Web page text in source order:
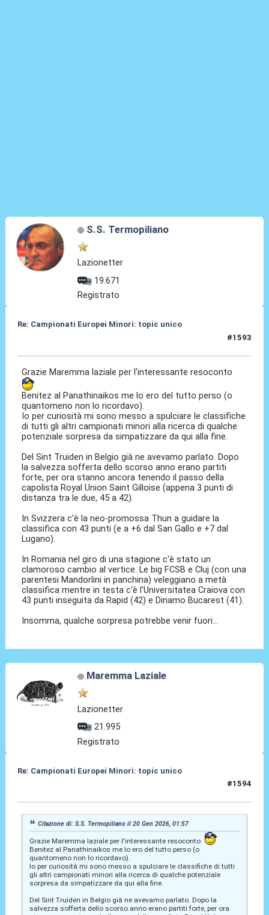
S.S. Termopiliano
Lazionetter
19.671
Registrato
Re: Campionati Europei Minori: topic unico
#1593
Grazie Maremma laziale per l'interessante resoconto
Benitez al Panathinaikos me lo ero del tutto perso (o
quantomeno non lo ricordavo).
Io per curiosità mi sono messo a spulciare le classifiche
di tutti gli altri campionati minori alla ricerca di qualche
potenziale sorpresa da simpatizzare da qui alla fine.
Del Sint Truiden in Belgio già ne avevamo parlato. Dopo
la salvezza sofferta dello scorso anno erano partiti
forte, per ora stanno ancora tenendo il passo della
capolista Royal Union Saint Gilloise (appena 3 punti di
distanza tra le due, 45 a 42).
In Svizzera c'è la neo-promossa Thun a guidare la
classifica con 43 punti (e a +6 dal San Gallo e +7 dal
Lugano).
In Romania nel giro di una stagione c'è stato un
clamoroso cambio al vertice. Le big FCSB e Cluj (con una
parentesi Mandorlini in panchina) veleggiano a metà
classifica mentre in testa c'è l'Universitatea Craiova con
43 punti inseguita da Rapid (42) e Dinamo Bucarest (41).
Insomma, qualche sorpresa potrebbe venir fuori...
Maremma Laziale
Lazionetter
21.995
Registrato
Re: Campionati Europei Minori: topic unico
#1594
Citazione di: S.S. Termopiliano il 20 Gen 2026, 01:57
Grazie Maremma laziale per l'interessante resoconto
Benitez al Panathinaikos me lo ero del tutto perso (o
quantomeno non lo ricordavo).
Io per curiosità mi sono messo a spulciare le classifiche di tutti
gli altri campionati minori alla ricerca di qualche potenziale
sorpresa da simpatizzare da qui alla fine.
Del Sint Truiden in Belgio già ne avevamo parlato. Dopo la
salvezza sofferta dello scorso anno erano partiti forte, per ora